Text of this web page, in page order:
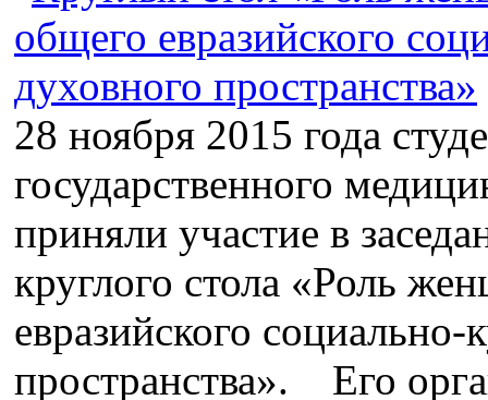
28 ноября 2015 года
государственного
приняли участие в
круглого стола «Роль
евразийского
пространства». Его